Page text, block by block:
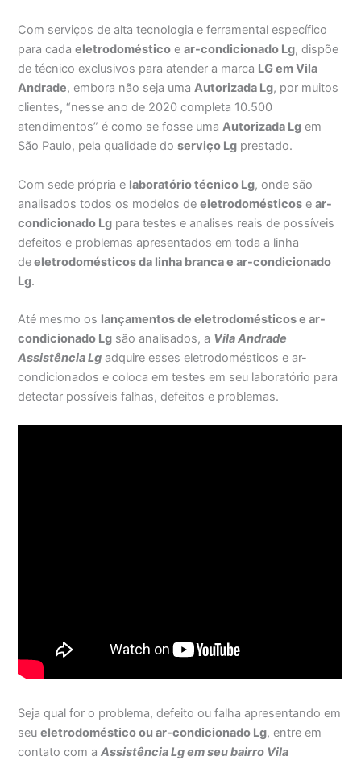
Com serviços de alta tecnologia e ferramental específico
para cadaeletrodoméstico ear-condicionado Lg, dispõe
de técnico exclusivos para atender a marca LG em Vila
Andrade, embora não seja umaAutorizada Lg, por muitos
clientes, “nesse ano de 2020 completa 10.500
atendimentos” é como se fosse umaAutorizada Lg em
São Paulo, pela qualidade doserviço Lg prestado.
Com sede própria e laboratório técnico Lg, onde são
analisados todos os modelos deeletrodomésticos ear-
condicionado Lg para testes e analises reais de possíveis
defeitos e problemas apresentados em toda a linha
deeletrodomésticos da linha branca e ar-condicionado
Lg.
Até mesmo os lançamentos de eletrodomésticos e ar-
condicionado Lg são analisados, a Vila Andrade
Assistência Lg adquire esses eletrodomésticos e ar-
condicionados e coloca em testes em seu laboratório para
detectar possíveis falhas, defeitos e problemas.
Seja qual for o problema, defeito ou falha apresentando em
seueletrodoméstico ou ar-condicionado Lg, entre em
contato com aAssistência Lg em seu bairro Vila